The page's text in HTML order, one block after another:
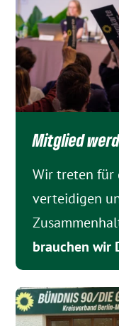
Mitglied
Wir treten für
verteidigen
brauchen wir